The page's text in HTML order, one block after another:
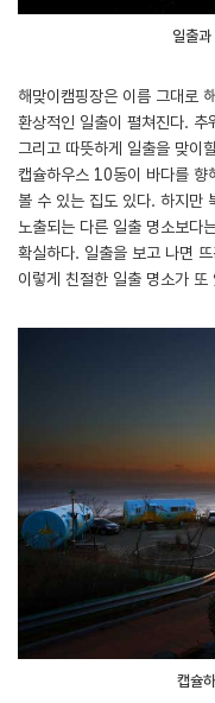
일출
해맞이캠핑장은 이름 그대로
환상적인 일출이 펼쳐진다. 추
그리고 따뜻하게 일출을 맞이
캡슐하우스 10동이 바다를 향
볼 수 있는 집도 있다. 하지만
노출되는 다른 일출 명소보다
확실하다. 일출을 보고 나면
이렇게 친절한 일출 명소가 또
캡슐